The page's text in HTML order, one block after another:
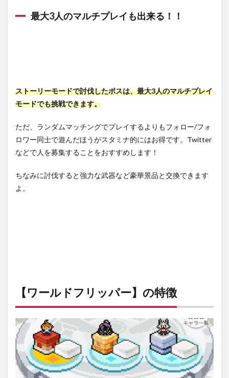
最大3人のマルチプレイも出来る！！
ストーリーモードで討伐したボスは、最大3人のマルチプレイ
モードでも挑戦できます。
ただ、ランダムマッチングでプレイするよりもフォロー/フォ
ロワー同士で遊んだほうがスタミナ的にはお得です。Twitter
などで人を募集することをおすすめします！
ちなみに討伐すると強力な武器など豪華景品と交換できます
よ。
【ワールドフリッパー】の特徴